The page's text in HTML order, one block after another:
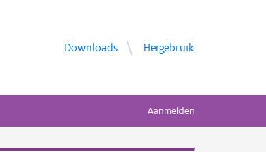
Downloads Hergebruik
Aanmelden